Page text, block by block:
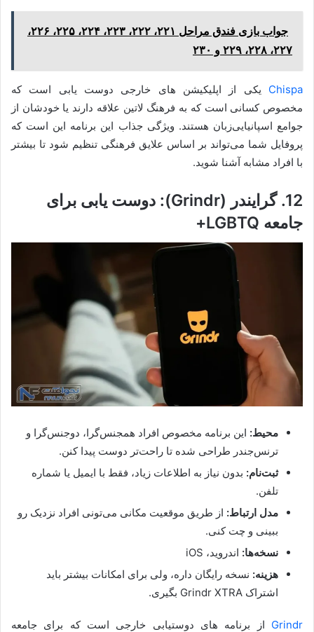
جواب بازی فندق مراحل ۲۲۱، ۲۲۲، ۲۲۳، ۲۲۴، ۲۲۵، ۲۲۶،
۲۲۷، ۲۲۸، ۲۲۹ و ۲۳۰
Chispa یکی از اپلیکیشن های خارجی دوست یابی است که
مخصوص کسانی است که به فرهنگ لاتین علاقه دارند یا خودشان از
جوامع اسپانیایی‌زبان هستند. ویژگی جذاب این برنامه این است که
پروفایل شما می‌تواند بر اساس علایق فرهنگی تنظیم شود تا بیشتر
با افراد مشابه آشنا شوید.
12. گرایندر (Grindr): دوست یابی برای
جامعه LGBTQ+
محیط: این برنامه مخصوص افراد همجنس‌گرا، دوجنس‌گرا و
ترنس‌جندر طراحی شده تا راحت‌تر دوست پیدا کنن.
ثبت‌نام: بدون نیاز به اطلاعات زیاد، فقط با ایمیل یا شماره
تلفن.
مدل ارتباط: از طریق موقعیت مکانی می‌تونی افراد نزدیک رو
ببینی و چت کنی.
نسخه‌ها: اندروید، iOS
هزینه: نسخه رایگان داره، ولی برای امکانات بیشتر باید
اشتراک Grindr XTRA بگیری.
Grindr از برنامه های دوستیابی خارجی است که برای جامعه